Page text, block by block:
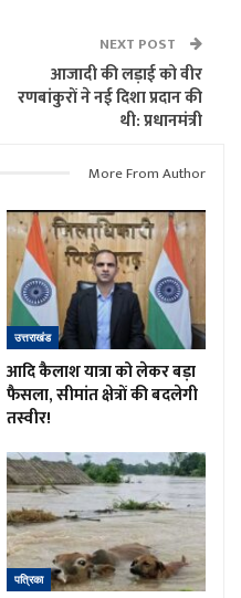
NEXT POST
आजादी की लड़ाई को वीर
रणबांकुरों ने नई दिशा प्रदान की
थी: प्रधानमंत्री
More From Author
उत्तराखंड
आदि कैलाश यात्रा को लेकर बड़ा
फैसला, सीमांत क्षेत्रों की बदलेगी
तस्वीर!
पत्रिका